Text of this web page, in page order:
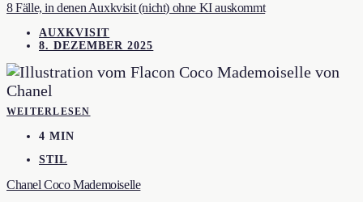
8 Fälle, in denen Auxkvisit (nicht) ohne KI auskommt
AUXKVISIT
8. DEZEMBER 2025
WEITERLESEN
4 MIN
STIL
Chanel Coco Mademoiselle